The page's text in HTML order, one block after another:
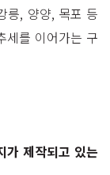
릉, 양양, 목포 등
세를 이어가는 구
가 제작되고 있는